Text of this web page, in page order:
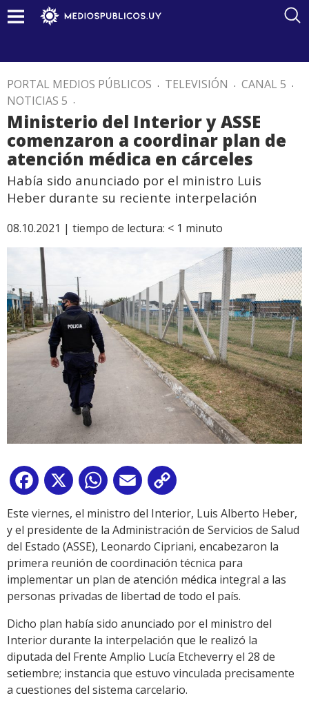
PORTAL MEDIOS PÚBLICOS . TELEVISIÓN . CANAL 5 .
NOTICIAS 5 .
Ministerio del Interior y ASSE
comenzaron a coordinar plan de
atención médica en cárceles
Había sido anunciado por el ministro Luis
Heber durante su reciente interpelación
08.10.2021 | tiempo de lectura: < 1 minuto
Facebook
X WhatsApp
Email
Link
Este viernes, el ministro del Interior, Luis Alberto Heber,
y el presidente de la Administración de Servicios de Salud
del Estado (ASSE), Leonardo Cipriani, encabezaron la
primera reunión de coordinación técnica para
implementar un plan de atención médica integral a las
personas privadas de libertad de todo el país.
Dicho plan había sido anunciado por el ministro del
Interior durante la interpelación que le realizó la
diputada del Frente Amplio Lucía Etcheverry el 28 de
setiembre; instancia que estuvo vinculada precisamente
a cuestiones del sistema carcelario.